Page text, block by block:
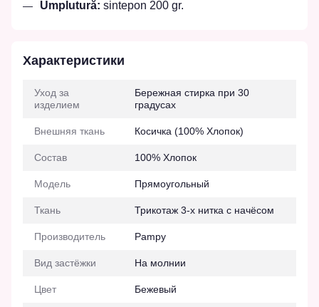
Umplutură: sintepon 200 gr.
Характеристики
Уход за
изделием
Бережная стирка при 30
градусах
Внешняя ткань Косичка (100% Хлопок)
Состав 100% Хлопок
Модель Прямоугольный
Ткань Трикотаж 3-х нитка с начёсом
Производитель Pampy
Вид застёжки На молнии
Цвет Бежевый